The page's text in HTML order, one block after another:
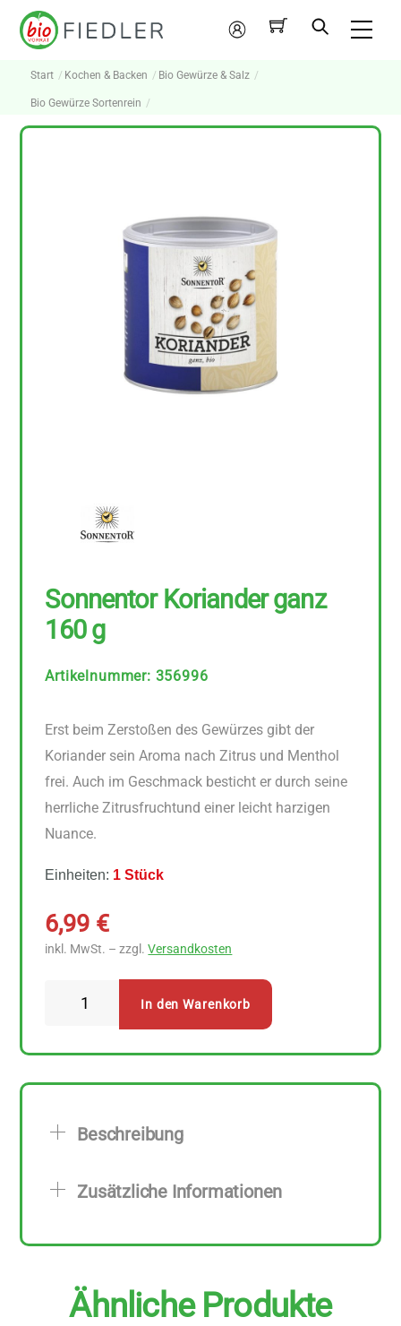
Skip
Mein
Konto
Start Kochen & Backen Bio Gewürze & Salz
Bio Gewürze Sortenrein
Sonnentor Koriander ganz
160 g
Artikelnummer: 356996
Erst beim Zerstoßen des Gewürzes gibt der
Koriander sein Aroma nach Zitrus und Menthol
frei. Auch im Geschmack besticht er durch seine
herrliche Zitrusfruchtund einer leicht harzigen
Nuance.
Einheiten: 1 Stück
6,99 €
inkl. MwSt. – zzgl.Versandkosten
Menge
In den Warenkorb
Beschreibung
Zusätzliche Informationen
Ähnliche Produkte